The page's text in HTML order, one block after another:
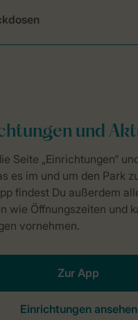
Zur App
Einrichtungen ansehen